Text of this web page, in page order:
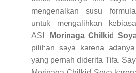
mengenalkan susu
untuk mengalihkan
ASI.
Morinaga Chilkid
pilihan saya karena
yang pernah diderita Tifa.